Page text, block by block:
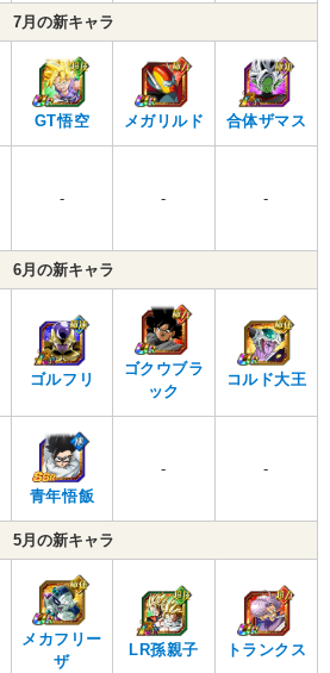
7月の新キャラ
GT悟空 メガリルド 合体ザマス
- - -
6月の新キャラ
ゴルフリ
ゴクウブラ
ック
コルド大王
青年悟飯
- -
5月の新キャラ
メカフリー
ザ
LR孫親子 トランクス